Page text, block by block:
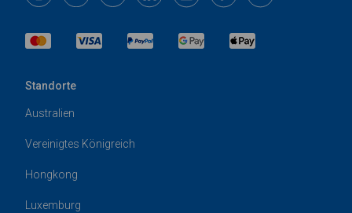
Standorte
Australien
Vereinigtes Königreich
Hongkong
Luxemburg